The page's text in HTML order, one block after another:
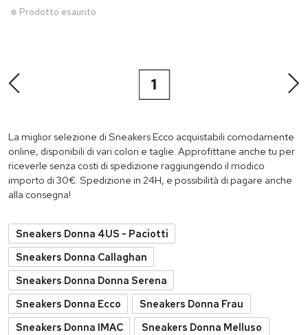
Prodotto esaurito
1
La miglior selezione di Sneakers Ecco acquistabili comodamente
online, disponibili di vari colori e taglie. Approfittane anche tu per
riceverle senza costi di spedizione raggiungendo il modico
importo di 30€. Spedizione in 24H, e possibilità di pagare anche
alla consegna!
Sneakers Donna 4US - Paciotti
Sneakers Donna Callaghan
Sneakers Donna Donna Serena
Sneakers Donna Ecco
Sneakers Donna Frau
Sneakers Donna IMAC
Sneakers Donna Melluso